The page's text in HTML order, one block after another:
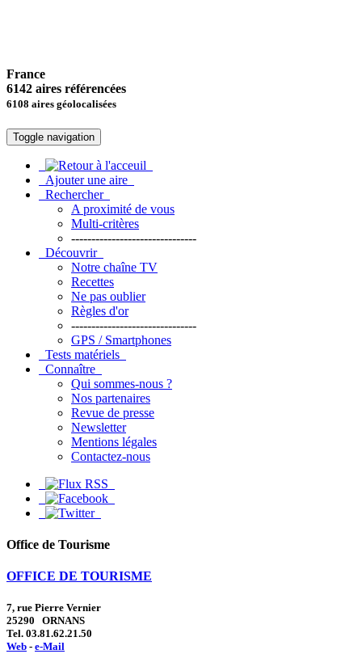
France
6142 aires référencées
6108 aires géolocalisées
Toggle navigation
Ajouter une aire
Rechercher
A proximité de vous
Multi-critères
-------------------------------
Découvrir
Notre chaîne TV
Recettes
Ne pas oublier
Règles d'or
-------------------------------
GPS / Smartphones
Tests matériels
Connaître
Qui sommes-nous ?
Nos partenaires
Revue de presse
Newsletter
Mentions légales
Contactez-nous
Office de Tourisme
OFFICE DE TOURISME
7, rue Pierre Vernier
25290 ORNANS
Tel. 03.81.62.21.50
Web - e-Mail